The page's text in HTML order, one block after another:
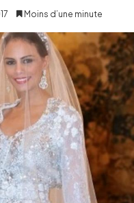
Moins d’une minute